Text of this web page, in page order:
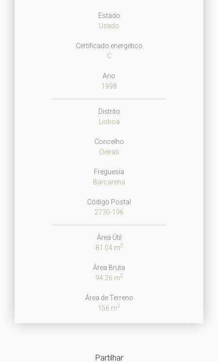
Estado
Usado
Certificado energético
C
Ano
1998
Distrito
Lisboa
Concelho
Oeiras
Freguesia
Barcarena
Código Postal
2730-196
Área Útil
81.04 m2
Área Bruta
94.26 m2
Área de Terreno
156 m2
Partilhar